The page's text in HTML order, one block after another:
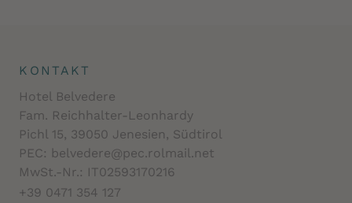
KONTAKT
Hotel Belvedere
Fam. Reichhalter-Leonhardy
Pichl 15, 39050 Jenesien, Südtirol
PEC: belvedere@pec.rolmail.net
MwSt.-Nr.: IT02593170216
+39 0471 354 127